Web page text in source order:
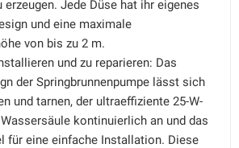
erzeugen. Jede Düse hat ihr eigenes
und eine maximale
von bis zu 2 m.
und zu reparieren: Das
der Springbrunnenpumpe lässt sich
und tarnen, der ultraeffiziente 25-W-
kontinuierlich an und das
für eine einfache Installation. Diese